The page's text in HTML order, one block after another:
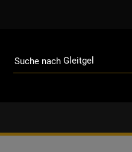
Suche nach Gleitgel
BDSM-Gear